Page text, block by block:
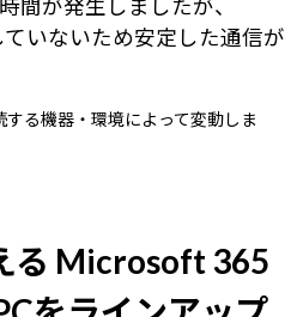
間が発生しましたが、
いないため安定した通信が
る機器・環境によって変動しま
る Microsoft 365